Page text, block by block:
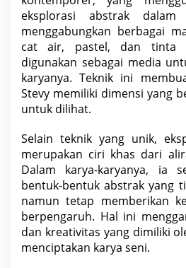
eksplorasi abstrak dalam
menggabungkan berbagai
cat air, pastel, dan tinta
digunakan sebagai media
karyanya. Teknik ini
Stevy memiliki dimensi yang
untuk dilihat.
Selain teknik yang unik,
merupakan ciri khas dari
Dalam karya-karyanya, ia
bentuk-bentuk abstrak yang
namun tetap memberikan
berpengaruh. Hal ini
dan kreativitas yang dimiliki
menciptakan karya seni.